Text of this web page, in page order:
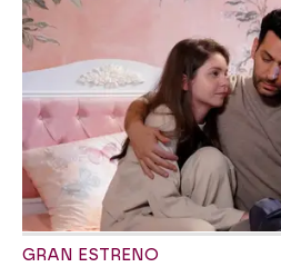
GRAN ESTRENO